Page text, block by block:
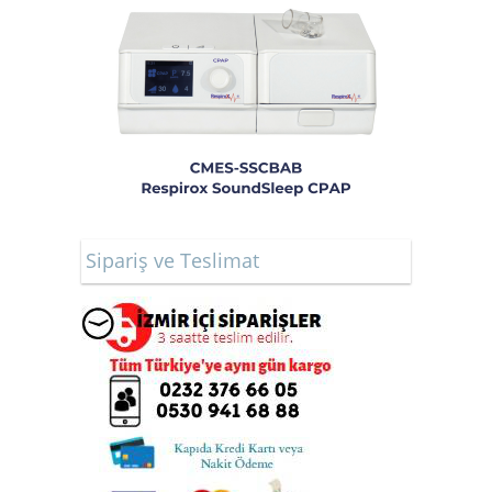
Sipariş ve Teslimat